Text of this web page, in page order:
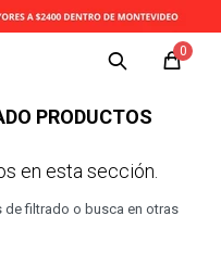
0
PRODUCTOS
en esta sección.
de filtrado o busca en otras